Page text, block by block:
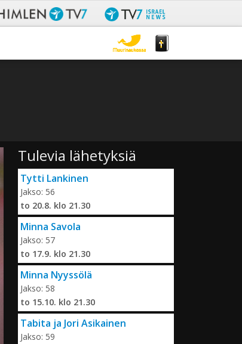
Tulevia lähetyksiä
Tytti Lankinen
Jakso: 56
to 20.8. klo 21.30
Minna Savola
Jakso: 57
to 17.9. klo 21.30
Minna Nyyssölä
Jakso: 58
to 15.10. klo 21.30
Tabita ja Jori Asikainen
Jakso: 59